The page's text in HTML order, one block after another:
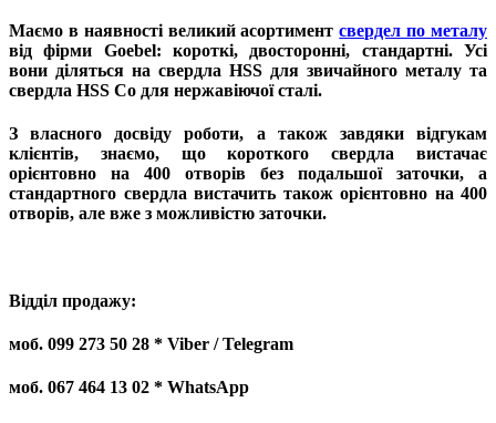
Маємо в наявності великий асортиментсвердел по металу
від фірми Goebel: короткі, двосторонні, стандартні. Усі
вони діляться на свердла HSS для звичайного металу та
свердла HSS Co для нержавіючої сталі.
З власного досвіду роботи, а також завдяки відгукам
клієнтів, знаємо, що короткого свердла вистачає
орієнтовно на 400 отворів без подальшої заточки, а
стандартного свердла вистачить також орієнтовно на 400
отворів, але вже з можливістю заточки.
Відділ продажу:
моб. 099 273 50 28 * Viber / Telegram
моб. 067 464 13 02 * WhatsApp